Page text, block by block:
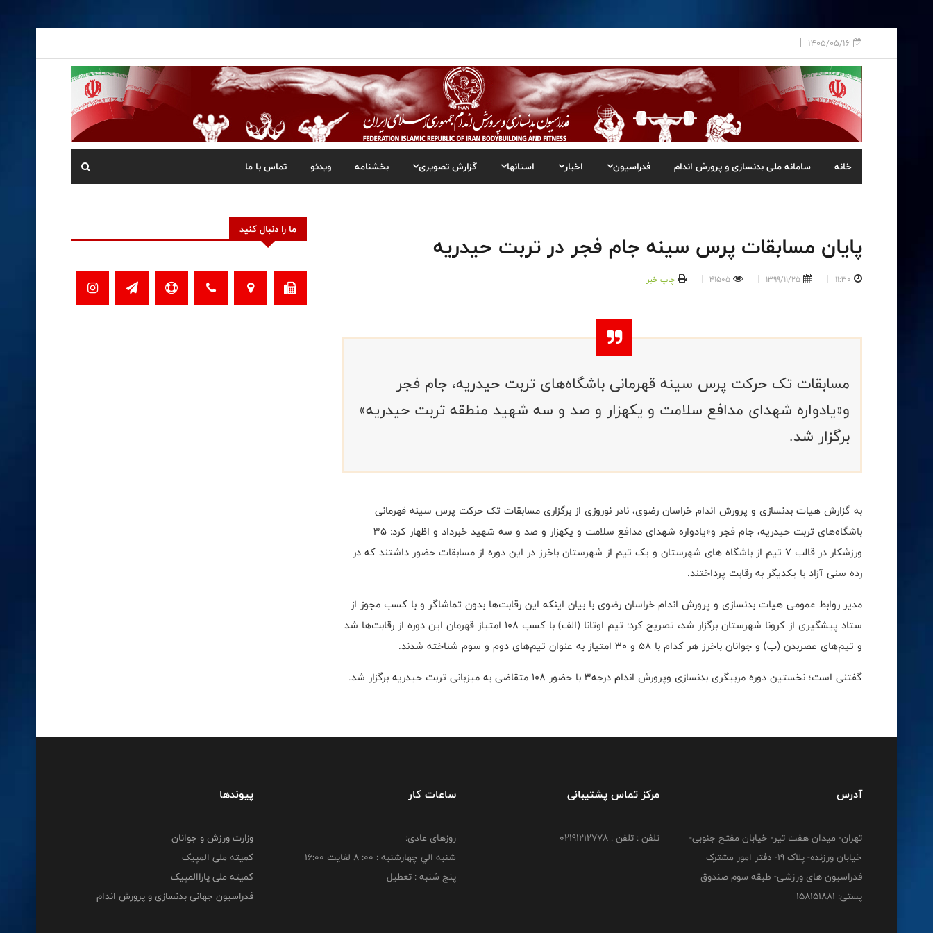
1405/05/16
خانه سامانه ملی بدنسازی و پرورش اندام فدراسیون اخبار استانها گزارش تصویری بخشنامه ویدئو تماس با ما
پایان مسابقات پرس سینه جام فجر در تربت حیدریه
11:30
1399/11/25
41505 چاپ خبر
مسابقات تک حرکت پرس سینه قهرمانی باشگاه‌های تربت حیدریه، جام فجر
و‌«یادواره شهدای مدافع سلامت و یکهزار و صد و سه شهید منطقه تربت حیدریه»
برگزار شد.
به گزارش هیات بدنسازی و پرورش اندام خراسان رضوی، نادر نوروزی از برگزاری مسابقات تک حرکت پرس سینه قهرمانی
باشگاه‌های تربت حیدریه، جام فجر و‌«یادواره شهدای مدافع سلامت و یکهزار و صد و سه شهید خبرداد و اظهار کرد: ۳۵
ورزشکار در قالب ۷ تیم از باشگاه های شهرستان و یک تیم از شهرستان باخرز در این دوره از مسابقات حضور داشتند که در
رده سنی آزاد با یکدیگر به رقابت پرداختند.
مدیر روابط عمومی هیات بدنسازی و پرورش اندام خراسان رضوی با بیان اینکه این رقابت‌ها بدون تماشاگر و با کسب مجوز از
ستاد پیشگیری از کرونا شهرستان برگزار شد، تصریح کرد: تیم اوتانا (الف) با کسب ۱۰۸ امتیاز قهرمان این دوره از رقابت‌ها شد
و تیم‌های عصربدن (ب) و جوانان باخرز هر کدام با ۵۸ و ۳۰ امتیاز به عنوان تیم‌های دوم و سوم شناخته شدند.
گفتنی است؛ نخستین دوره مربیگری بدنسازی وپرورش اندام درجه3 با حضور 108 متقاضی به میزبانی تربت حیدریه برگزار شد.
ما را دنبال کنید
آدرس
تهران- میدان هفت تیر- خیابان مفتح جنوبی-
خیابان ورزنده- پلاک 19- دفتر امور مشترک
فدراسیون های ورزشی- طبقه سوم صندوق
پستی: 158151881
مرکز تماس پشتیبانی
تلفن : تلفن : 02191212778
ساعات کار
روزهای عادی:
شنبه الي چهارشنبه : 00: 8 لغايت 16:00
پنج شنبه : تعطیل
پیوندها
وزارت ورزش و جوانان
کمیته ملی المپیک
کمیته ملی پاراالمپیک
فدراسیون جهانی بدنسازی و پرورش اندام